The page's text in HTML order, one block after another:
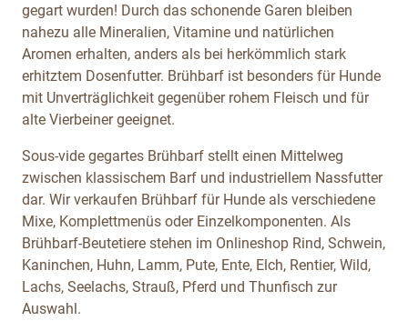
gegart wurden! Durch das schonende Garen bleiben
nahezu alle Mineralien, Vitamine und natürlichen
Aromen erhalten, anders als bei herkömmlich stark
erhitztem Dosenfutter. Brühbarf ist besonders für Hunde
mit Unverträglichkeit gegenüber rohem Fleisch und für
alte Vierbeiner geeignet.
Sous-vide gegartes Brühbarf stellt einen Mittelweg
zwischen klassischem Barf und industriellem Nassfutter
dar. Wir verkaufen Brühbarf für Hunde als verschiedene
Mixe, Komplettmenüs oder Einzelkomponenten. Als
Brühbarf-Beutetiere stehen im Onlineshop Rind, Schwein,
Kaninchen, Huhn, Lamm, Pute, Ente, Elch, Rentier, Wild,
Lachs, Seelachs, Strauß, Pferd und Thunfisch zur
Auswahl.